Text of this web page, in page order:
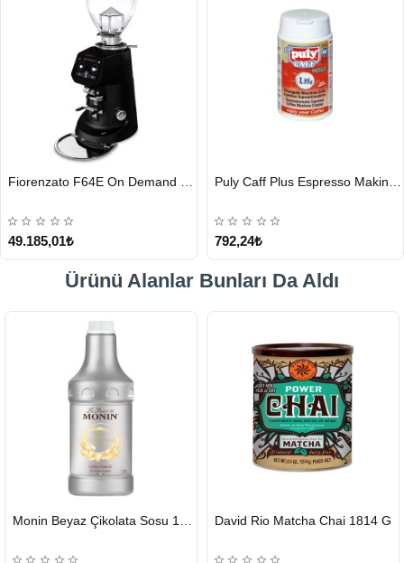
GÖNDERİ
49.185,01₺
GÖNDERİ
792,24₺
Ürünü Alanlar Bunları Da Aldı
GÖNDERİ
GÖNDERİ
David Rio Matcha Chai 1814 G